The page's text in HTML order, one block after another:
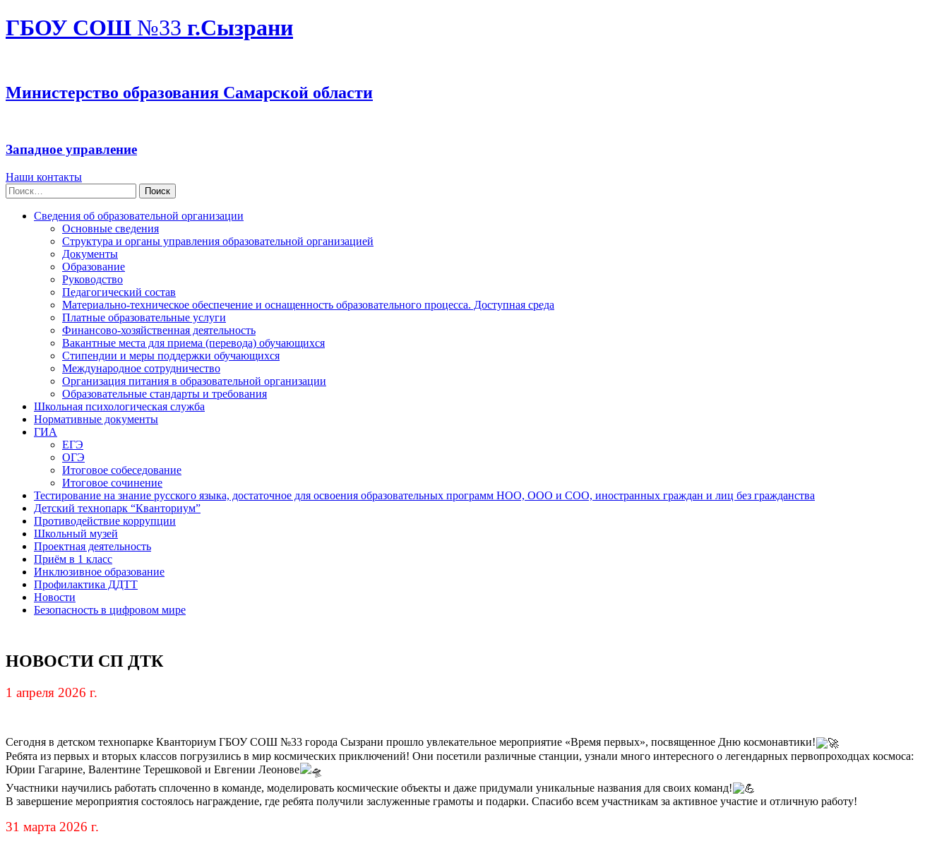
ГБОУ СОШ №33 г.Сызрани
Министерство образования Самарской области
Западное управление
Наши контакты
Найти:
Сведения об образовательной организации
Основные сведения
Структура и органы управления образовательной организацией
Документы
Образование
Руководство
Педагогический состав
Материально-техническое обеспечение и оснащенность образовательного процесса. Доступная среда
Платные образовательные услуги
Финансово-хозяйственная деятельность
Вакантные места для приема (перевода) обучающихся
Стипендии и меры поддержки обучающихся
Международное сотрудничество
Организация питания в образовательной организации
Образовательные стандарты и требования
Школьная психологическая служба
Нормативные документы
ГИА
ЕГЭ
ОГЭ
Итоговое собеседование
Итоговое сочинение
Тестирование на знание русского языка, достаточное для освоения образовательных программ НОО, ООО и СОО, иностранных граждан и лиц без гражданства
Детский технопарк “Кванториум”
Противодействие коррупции
Школьный музей
Проектная деятельность
Приём в 1 класс
Инклюзивное образование
Профилактика ДДТТ
Новости
Безопасность в цифровом мире
НОВОСТИ СП ДТК
1 апреля 2026 г.
Сегодня в детском технопарке Кванториум ГБОУ СОШ №33 города Сызрани прошло увлекательное мероприятие «Время первых», посвященное Дню космонавтики!
Ребята из первых и вторых классов погрузились в мир космических приключений! Они посетили различные станции, узнали много интересного о легендарных первопроходцах космоса:
Юрии Гагарине, Валентине Терешковой и Евгении Леонове
Участники научились работать сплоченно в команде, моделировать космические объекты и даже придумали уникальные названия для своих команд!
В завершение мероприятия состоялось награждение, где ребята получили заслуженные грамоты и подарки. Спасибо всем участникам за активное участие и отличную работу!
31 марта 2026 г.